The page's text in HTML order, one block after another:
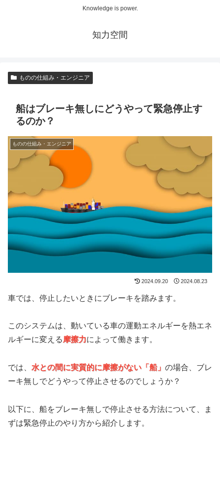
Knowledge is power.
知力空間
ものの仕組み・エンジニア
船はブレーキ無しにどうやって緊急停止す
るのか？
ものの仕組み・エンジニア
2024.09.20 2024.08.23
車では、停止したいときにブレーキを踏みます。
このシステムは、動いている車の運動エネルギーを熱エネ
ルギーに変える摩擦力によって働きます。
では、 水との間に実質的に摩擦がない「船」 の場合、ブレ
ーキ無しでどうやって停止させるのでしょうか？
以下に、船をブレーキ無しで停止させる方法について、ま
ずは緊急停止のやり方から紹介します。